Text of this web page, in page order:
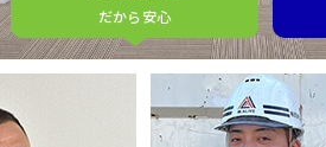
だから安心